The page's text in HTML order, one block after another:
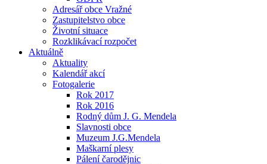
Adresář obce Vražné
Zastupitelstvo obce
Životní situace
Rozklikávací rozpočet
Aktuálně
Aktuality
Kalendář akcí
Fotogalerie
Rok 2017
Rok 2016
Rodný dům J. G. Mendela
Slavnosti obce
Muzeum J.G.Mendela
Maškarní plesy
Pálení čarodějnic